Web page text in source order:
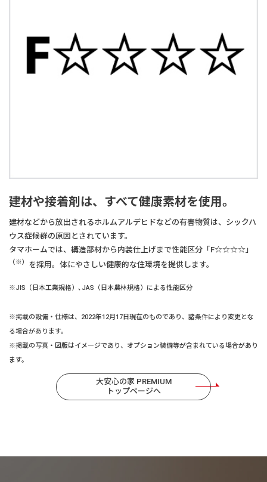
建材や接着剤は、すべて健康素材を使用。
建材などから放出されるホルムアルデヒドなどの有害物質は、シックハ
ウス症候群の原因とされています。
タマホームでは、構造部材から内装仕上げまで性能区分「F☆☆☆☆」
（※） を採用。体にやさしい健康的な住環境を提供します。
※JIS（日本工業規格）､JAS（日本農林規格）による性能区分
※掲載の設備・仕様は、2022年12月17日現在のものであり、諸条件により変更とな
る場合があります。
※掲載の写真・図版はイメージであり、オプション装備等が含まれている場合があり
ます。
大安心の家 PREMIUM
トップページへ